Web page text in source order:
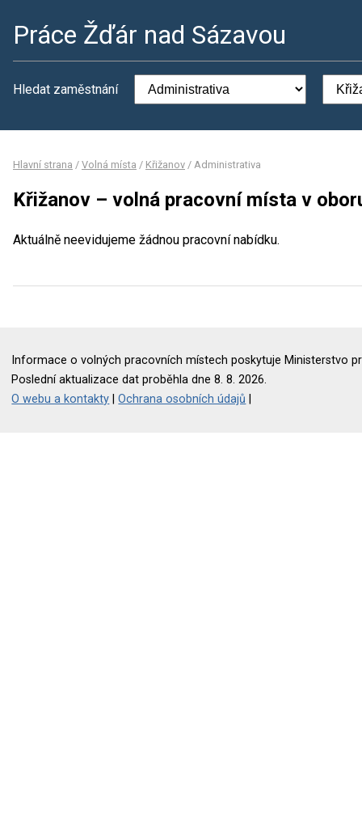
Práce Žďár nad Sázavou
Hledat zaměstnání
Hlavní strana / Volná místa / Křižanov / Administrativa
Křižanov – volná pracovní místa v
Aktuálně neevidujeme žádnou pracovní nabídku.
Informace o volných pracovních místech poskytuje Ministerstvo
Poslední aktualizace dat proběhla dne 8. 8. 2026.
O webu a kontakty |Ochrana osobních údajů